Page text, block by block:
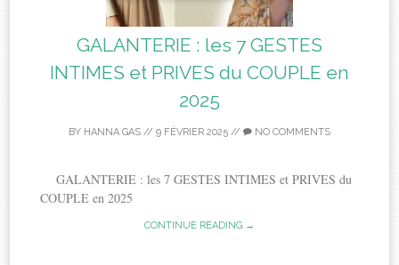
GALANTERIE : les 7 GESTES
INTIMES et PRIVES du COUPLE en
2025
BY HANNA GAS // 9 FÉVRIER 2025 // NO COMMENTS
GALANTERIE : les 7 GESTES INTIMES et PRIVES du
COUPLE en 2025
CONTINUE READING →